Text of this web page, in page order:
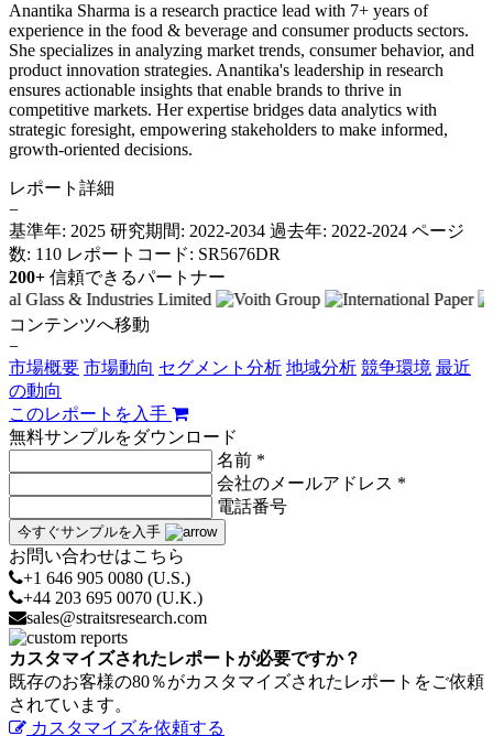
Anantika Sharma is a research practice lead with 7+ years of
experience in the food & beverage and consumer products sectors.
She specializes in analyzing market trends, consumer behavior, and
product innovation strategies. Anantika's leadership in research
ensures actionable insights that enable brands to thrive in
competitive markets. Her expertise bridges data analytics with
strategic foresight, empowering stakeholders to make informed,
growth-oriented decisions.
レポート詳細
−
基準年: 2025 研究期間: 2022-2034 過去年: 2022-2024 ページ
数: 110 レポートコード: SR5676DR
200+ 信頼できるパートナー
コンテンツへ移動
−
市場概要 市場動向 セグメント分析 地域分析 競争環境 最近
の動向
このレポートを入手
無料サンプルをダウンロード
名前 *
会社のメールアドレス *
電話番号
今すぐサンプルを入手
お問い合わせはこちら
+1 646 905 0080 (U.S.)
+44 203 695 0070 (U.K.)
sales@straitsresearch.com
カスタマイズされたレポートが必要ですか？
既存のお客様の80％がカスタマイズされたレポートをご依頼
されています。
カスタマイズを依頼する